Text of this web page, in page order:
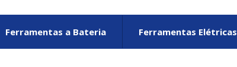
Ferramentas a Bateria Ferramentas Elétricas